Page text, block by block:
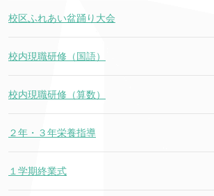
校区ふれあい盆踊り大会
校内現職研修（国語）
校内現職研修（算数）
２年・３年栄養指導
１学期終業式